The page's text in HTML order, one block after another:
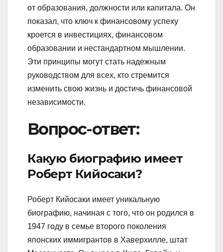
от образования, должности или капитала. Он
показал, что ключ к финансовому успеху
кроется в инвестициях, финансовом
образовании и нестандартном мышлении.
Эти принципы могут стать надежным
руководством для всех, кто стремится
изменить свою жизнь и достичь финансовой
независимости.
Вопрос-ответ:
Какую биографию имеет
Роберт Кийосаки?
Роберт Кийосаки имеет уникальную
биографию, начиная с того, что он родился в
1947 году в семье второго поколения
японских иммигрантов в Хаверхилле, штат